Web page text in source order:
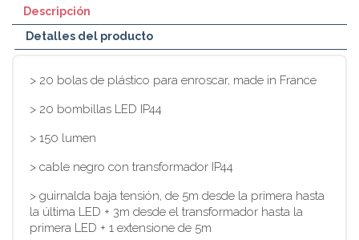
Descripción
Detalles del producto
> 20 bolas de plástico para enroscar, made in France
> 20 bombillas LED IP44
> 150 lumen
> cable negro con transformador IP44
> guirnalda baja tensión, de 5m desde la primera hasta
la última LED + 3m desde el transformador hasta la
primera LED + 1 extensione de 5m